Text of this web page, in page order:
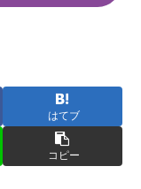
はてブ
コピー